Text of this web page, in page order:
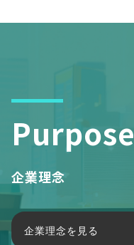
Purpose
企業理念
企業理念を見る